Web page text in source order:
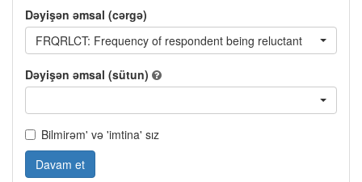
Dəyişən əmsal (cərgə)
FRQRLCT: Frequency of respondent being reluctant
Dəyişən əmsal (sütun)
Bilmirəm' və 'imtina' sız
Davam et